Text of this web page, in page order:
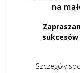
na
Szczegóły